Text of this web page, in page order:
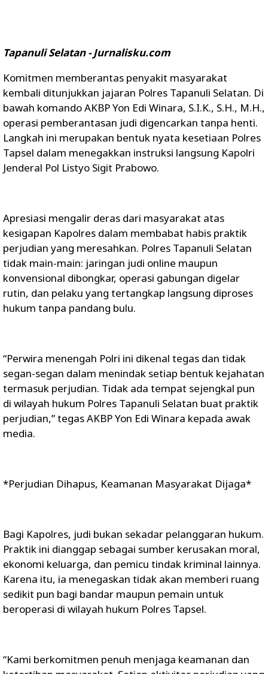
Tapanuli Selatan - Jurnalisku.com
Komitmen memberantas penyakit masyarakat
kembali ditunjukkan jajaran Polres Tapanuli Selatan. Di
bawah komando AKBP Yon Edi Winara, S.I.K., S.H., M.H.,
operasi pemberantasan judi digencarkan tanpa henti.
Langkah ini merupakan bentuk nyata kesetiaan Polres
Tapsel dalam menegakkan instruksi langsung Kapolri
Jenderal Pol Listyo Sigit Prabowo.
Apresiasi mengalir deras dari masyarakat atas
kesigapan Kapolres dalam membabat habis praktik
perjudian yang meresahkan. Polres Tapanuli Selatan
tidak main-main: jaringan judi online maupun
konvensional dibongkar, operasi gabungan digelar
rutin, dan pelaku yang tertangkap langsung diproses
hukum tanpa pandang bulu.
“Perwira menengah Polri ini dikenal tegas dan tidak
segan-segan dalam menindak setiap bentuk kejahatan
termasuk perjudian. Tidak ada tempat sejengkal pun
di wilayah hukum Polres Tapanuli Selatan buat praktik
perjudian,” tegas AKBP Yon Edi Winara kepada awak
media.
*Perjudian Dihapus, Keamanan Masyarakat Dijaga*
Bagi Kapolres, judi bukan sekadar pelanggaran hukum.
Praktik ini dianggap sebagai sumber kerusakan moral,
ekonomi keluarga, dan pemicu tindak kriminal lainnya.
Karena itu, ia menegaskan tidak akan memberi ruang
sedikit pun bagi bandar maupun pemain untuk
beroperasi di wilayah hukum Polres Tapsel.
“Kami berkomitmen penuh menjaga keamanan dan